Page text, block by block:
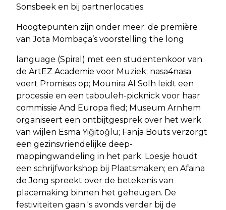
Sonsbeek en bij partnerlocaties.
Hoogtepunten zijn onder meer: de première
van Jota Mombaça’s voorstelling the long
language (Spiral) met een studentenkoor van
de ArtEZ Academie voor Muziek; nasa4nasa
voert Promises op; Mounira Al Solh leidt een
processie en een tabouleh-picknick voor haar
commissie And Europa fled; Museum Arnhem
organiseert een ontbijtgesprek over het werk
van wijlen Esma Yiğitoğlu; Fanja Bouts verzorgt
een gezinsvriendelijke deep-
mappingwandeling in het park; Loesje houdt
een schrijfworkshop bij Plaatsmaken; en Afaina
de Jong spreekt over de betekenis van
placemaking binnen het geheugen. De
festiviteiten gaan 's avonds verder bij de